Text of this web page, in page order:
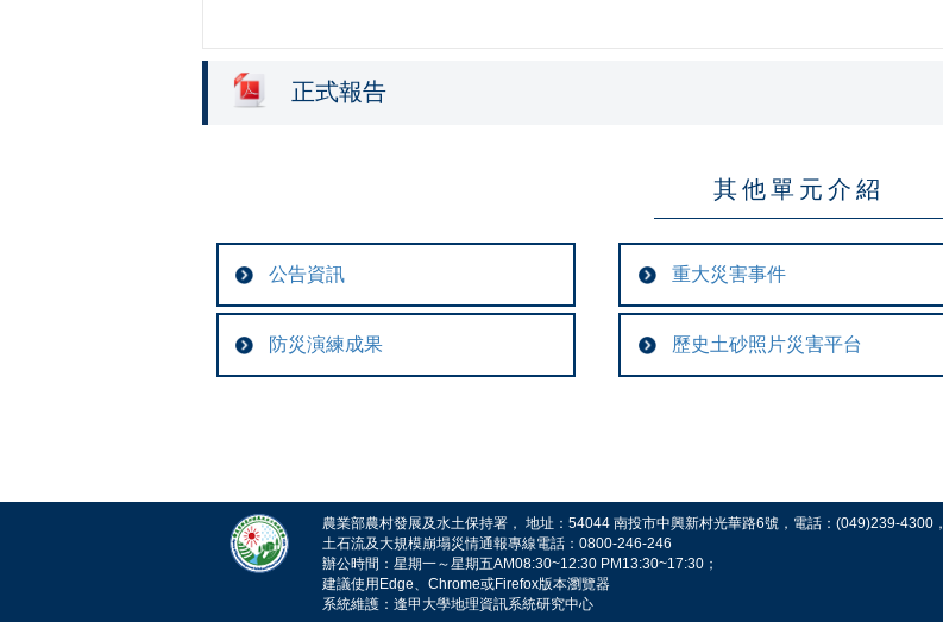
正式報告
其他單元介紹
公告資訊 重大災害事件
防災演練成果 歷史土砂照片災害平台
農業部農村發展及水土保持署， 地址：54044 南投市中興新村光華路6號，電話：(049)239-4300，
土石流及大規模崩塌災情通報專線電話：0800-246-246
辦公時間：星期一～星期五AM08:30~12:30 PM13:30~17:30；
建議使用Edge、Chrome或Firefox版本瀏覽器
系統維護：逢甲大學地理資訊系統研究中心